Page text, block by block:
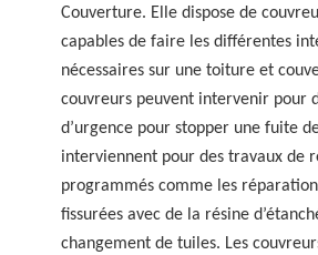
Couverture. Elle dispose de
capables de faire les différentes
nécessaires sur une toiture et
couvreurs peuvent intervenir pour
d’urgence pour stopper une fuite
interviennent pour des travaux de
programmés comme les
fissurées avec de la résine
changement de tuiles. Les